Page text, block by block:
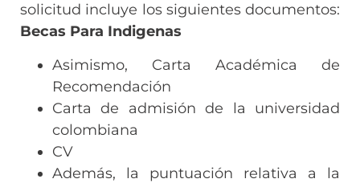
solicitud incluye los siguientes documentos:
Becas Para Indigenas
Asimismo, Carta Académica de
Recomendación
Carta de admisión de la universidad
colombiana
CV
Además, la puntuación relativa a la